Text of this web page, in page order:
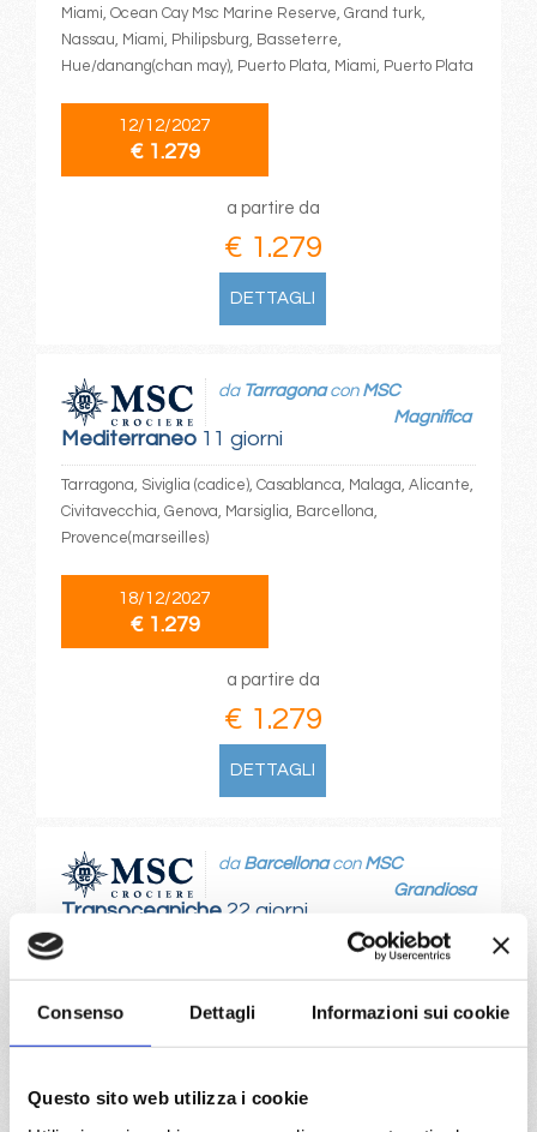
Consenso Dettagli Informazioni sui cookie
Questo sito web utilizza i cookie
Miami, Ocean Cay Msc Marine Reserve, Grand turk,
Nassau, Miami, Philipsburg, Basseterre,
Hue/danang(chan may), Puerto Plata, Miami, Puerto Plata
12/12/2027
€ 1.279
a partire da
€ 1.279
DETTAGLI
Mediterraneo11 giorni
da Tarragonacon MSC
Magnifica
Tarragona, Siviglia (cadice), Casablanca, Malaga, Alicante,
Civitavecchia, Genova, Marsiglia, Barcellona,
Provence(marseilles)
18/12/2027
€ 1.279
a partire da
€ 1.279
DETTAGLI
Transoceaniche22 giorni
da Barcellonacon MSC
Grandiosa
Barcellona, Cannes, Genova, La Spezia, Civitavecchia,
Palma de mallorca, Barcellona, Madeira (funchal), San
Juan, Miami, Port Canaveral, Marsiglia,
24/10/2026